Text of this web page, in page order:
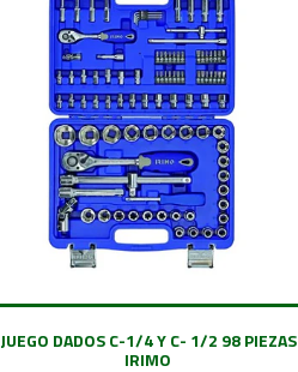
JUEGO DADOS C-1/4 Y C- 1/2 98 PIEZAS
IRIMO